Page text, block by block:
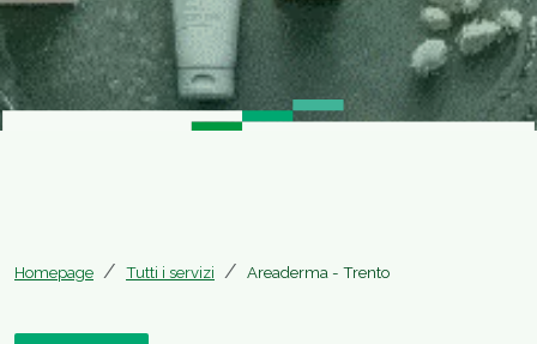
Homepage Tutti i servizi Areaderma - Trento